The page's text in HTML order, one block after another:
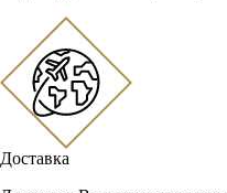
Доставка